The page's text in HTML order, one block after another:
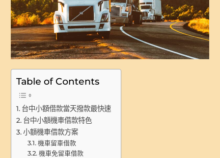
Table of Contents
台中小額借款當天撥款最快速
台中小額機車借款特色
小額機車借款方案
機車留車借款
機車免留車借款